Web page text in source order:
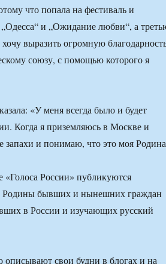
что попала на фестиваль и
и „Ожидание любви“, а
выразить огромную
союзу, с помощью которого я
«У меня всегда было и будет
Когда я приземляюсь в Москве и
и понимаю, что это моя
России» публикуются
Родины бывших и нынешних граждан
в России и изучающих русский
описывают свои будни в блогах и на